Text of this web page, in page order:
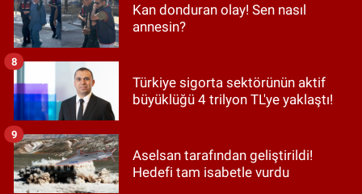
Kan donduran olay! Sen nasıl
annesin?
Türkiye sigorta sektörünün aktif
büyüklüğü 4 trilyon TL'ye yaklaştı!
8
Aselsan tarafından geliştirildi!
Hedefi tam isabetle vurdu
9